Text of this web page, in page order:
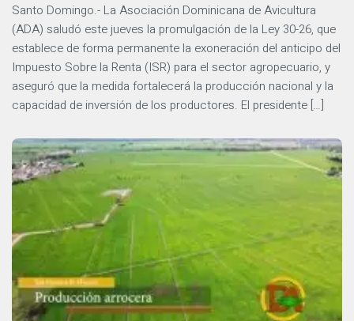
Santo Domingo.- La Asociación Dominicana de Avicultura
(ADA) saludó este jueves la promulgación de la Ley 30-26, que
establece de forma permanente la exoneración del anticipo del
Impuesto Sobre la Renta (ISR) para el sector agropecuario, y
aseguró que la medida fortalecerá la producción nacional y la
capacidad de inversión de los productores. El presidente […]